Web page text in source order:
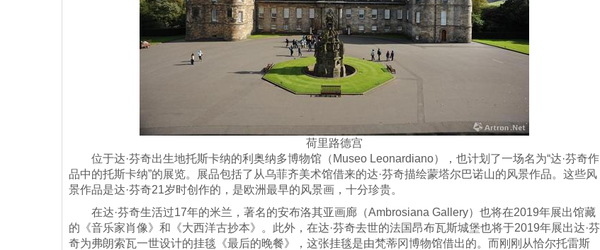
荷里路德宫
位于达·芬奇出生地托斯卡纳的利奥纳多博物馆（Museo Leonardiano），也计划了一场名为“达·芬奇作
品中的托斯卡纳”的展览。展品包括了从乌菲齐美术馆借来的达·芬奇描绘蒙塔尔巴诺山的风景作品。这些风
景作品是达·芬奇21岁时创作的，是欧洲最早的风景画，十分珍贵。
在达·芬奇生活过17年的米兰，著名的安布洛其亚画廊（Ambrosiana Gallery）也将在2019年展出馆藏
的《音乐家肖像》和《大西洋古抄本》。此外，在达·芬奇去世的法国昂布瓦斯城堡也将于2019年展出达·芬
奇为弗朗索瓦一世设计的挂毯《最后的晚餐》，这张挂毯是由梵蒂冈博物馆借出的。而刚刚从恰尔托雷斯